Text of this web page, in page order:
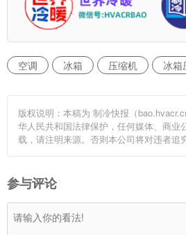
空调 冰箱 压缩机 冰箱
版权说明：本稿为 制冷快报（
华人民共和国法律保护，任何媒体、商业
载，请注明来源。否则本公司将对违者追
参与评论